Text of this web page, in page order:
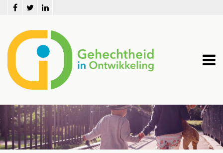
Overslaan en naar de inhoud gaan